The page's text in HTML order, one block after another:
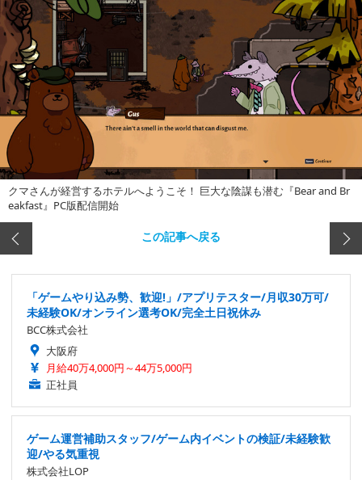
クマさんが経営するホテルへようこそ！ 巨大な陰謀も潜む『Bear and Br
eakfast』PC版配信開始
この記事へ戻る
「ゲームやり込み勢、歓迎!」/アプリテスター/月収30万可/
未経験OK/オンライン選考OK/完全土日祝休み
BCC株式会社
大阪府
月給40万4,000円～44万5,000円
正社員
ゲーム運営補助スタッフ/ゲーム内イベントの検証/未経験歓
迎/やる気重視
株式会社LOP